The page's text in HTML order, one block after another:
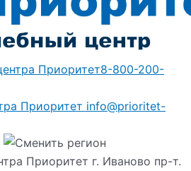
8-800-200-
info@prioritet-
г. Иваново пр-т.